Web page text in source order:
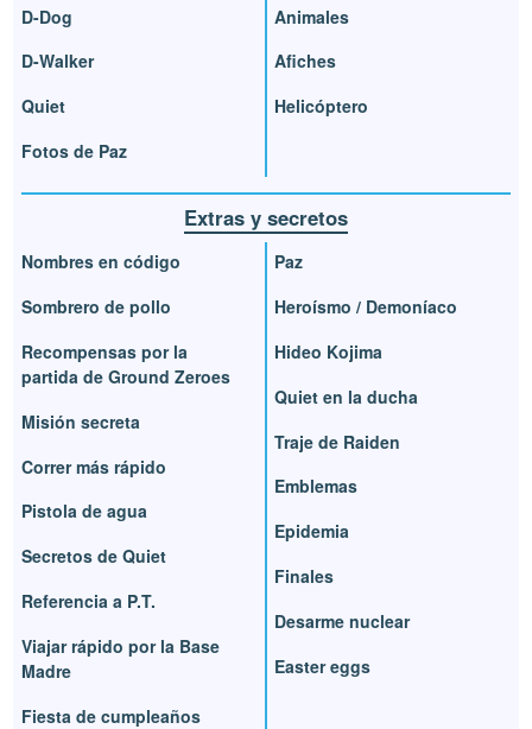
D-Dog
D-Walker
Quiet
Fotos de Paz
Animales
Afiches
Helicóptero
Extras y secretos
Nombres en código
Sombrero de pollo
Recompensas por la
partida de Ground Zeroes
Misión secreta
Correr más rápido
Pistola de agua
Secretos de Quiet
Referencia a P.T.
Viajar rápido por la Base
Madre
Fiesta de cumpleaños
Paz
Heroísmo / Demoníaco
Hideo Kojima
Quiet en la ducha
Traje de Raiden
Emblemas
Epidemia
Finales
Desarme nuclear
Easter eggs